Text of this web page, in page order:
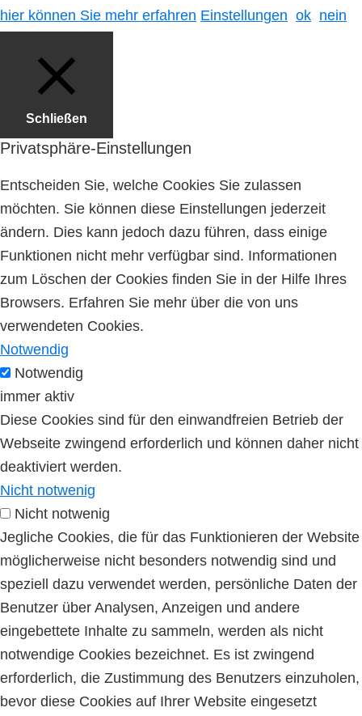
hier können Sie mehr erfahren Einstellungen ok nein
Schließen
Privatsphäre-Einstellungen
Entscheiden Sie, welche Cookies Sie zulassen
möchten. Sie können diese Einstellungen jederzeit
ändern. Dies kann jedoch dazu führen, dass einige
Funktionen nicht mehr verfügbar sind. Informationen
zum Löschen der Cookies finden Sie in der Hilfe Ihres
Browsers. Erfahren Sie mehr über die von uns
verwendeten Cookies.
Notwendig
Notwendig
immer aktiv
Diese Cookies sind für den einwandfreien Betrieb der
Webseite zwingend erforderlich und können daher nicht
deaktiviert werden.
Nicht notwenig
Nicht notwenig
Jegliche Cookies, die für das Funktionieren der Website
möglicherweise nicht besonders notwendig sind und
speziell dazu verwendet werden, persönliche Daten der
Benutzer über Analysen, Anzeigen und andere
eingebettete Inhalte zu sammeln, werden als nicht
notwendige Cookies bezeichnet. Es ist zwingend
erforderlich, die Zustimmung des Benutzers einzuholen,
bevor diese Cookies auf Ihrer Website eingesetzt